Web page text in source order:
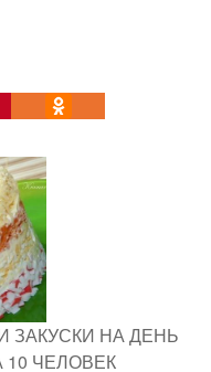
И ЗАКУСКИ НА ДЕНЬ
ЧЕЛОВЕК